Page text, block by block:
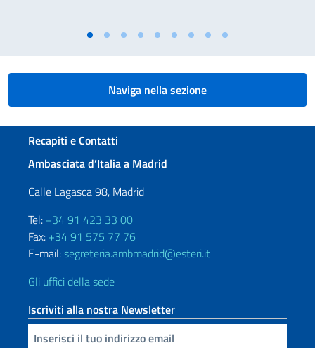
Naviga nella sezione
Sezione footer
Recapiti e Contatti
Ambasciata d’Italia a Madrid
Calle Lagasca 98, Madrid
Tel: +34 91 423 33 00
Fax: +34 91 575 77 76
E-mail:segreteria.ambmadrid@esteri.it
Gli uffici della sede
Iscriviti alla nostra Newsletter
Inserisci la tua email